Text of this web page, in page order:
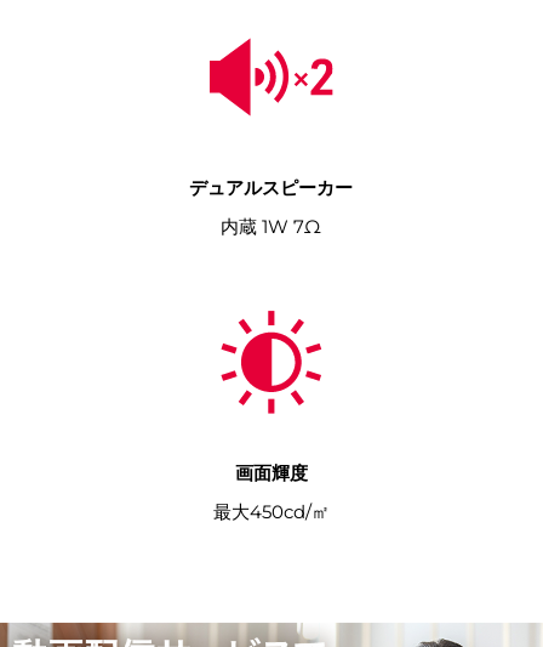
デュアルスピーカー
内蔵 1W 7Ω
画面輝度
最大450cd/㎡